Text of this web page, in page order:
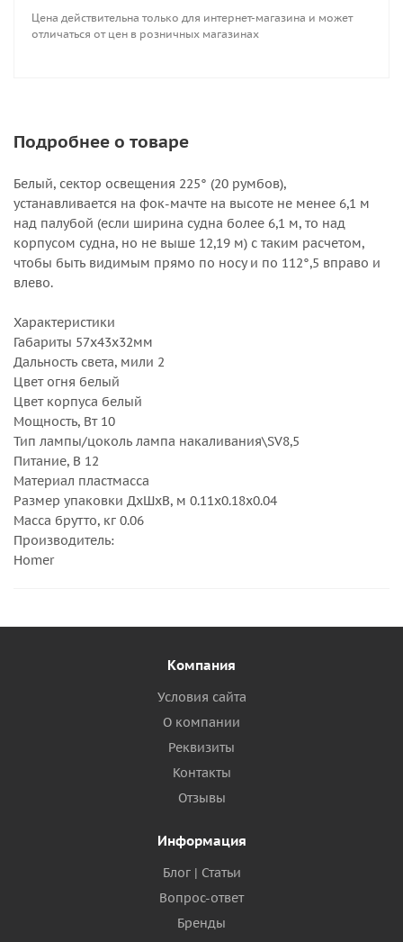
Цена действительна только для интернет-магазина и может
отличаться от цен в розничных магазинах
Подробнее о товаре
Белый, сектор освещения 225° (20 румбов),
устанавливается на фок-мачте на высоте не менее 6,1 м
над палубой (если ширина судна более 6,1 м, то над
корпусом судна, но не выше 12,19 м) с таким расчетом,
чтобы быть видимым прямо по носу и по 112°,5 вправо и
влево.
Характеристики
Габариты 57х43х32мм
Дальность света, мили 2
Цвет огня белый
Цвет корпуса белый
Мощность, Вт 10
Тип лампы/цоколь лампа накаливания\SV8,5
Питание, В 12
Материал пластмасса
Размер упаковки ДхШхВ, м 0.11x0.18x0.04
Масса брутто, кг 0.06
Производитель:
Homer
Компания
Условия сайта
О компании
Реквизиты
Контакты
Отзывы
Информация
Блог | Статьи
Вопрос-ответ
Бренды